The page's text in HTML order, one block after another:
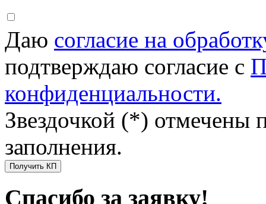
Даю согласие на
подтверждаю согласие с
конфиденциальности.
Звездочкой (*) отмечены
заполнения.
Получить КП
Спасибо за заявку!